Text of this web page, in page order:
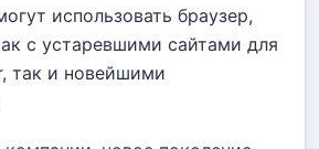
использовать браузер,
с устаревшими сайтами для
так и новейшими